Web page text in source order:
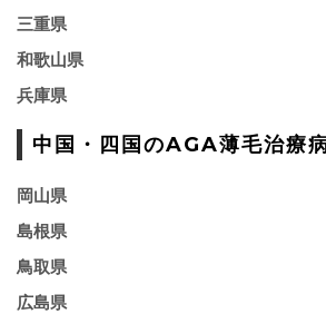
三重県
和歌山県
兵庫県
中国・四国のAGA薄毛治療
岡山県
島根県
鳥取県
広島県